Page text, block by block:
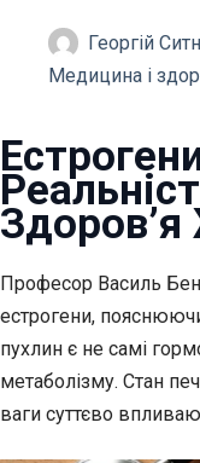
Георгій
Медицина і
Здоров’я
Професор Василь
естрогени,
пухлин є не самі
метаболізму. Стан
ваги суттєво